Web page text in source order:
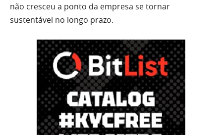
não cresceu a ponto da empresa se tornar
sustentável no longo prazo.